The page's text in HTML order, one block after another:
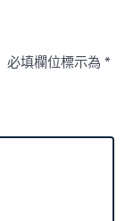
必填欄位標示為*